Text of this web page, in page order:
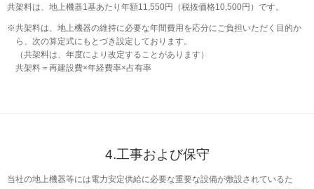
共架料は、地上機器1基あたり年額11,550円（税抜価格10,500円）です。
※共架料は、地上機器の維持に必要な年間費用を応分にご負担いただく目的か
ら、次の算定式にもとづき設定しております。
（共架料は、年度により改定することがあります）
共架料＝再建設費×年経費率×占有率
4.工事および保守
当社の地上機器等には電力安定供給に必要な重要な設備が敷設されているた